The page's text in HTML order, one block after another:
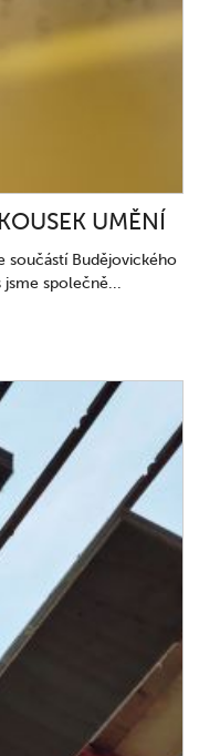
UMĚNÍ
součástí Budějovického
jsme společně...